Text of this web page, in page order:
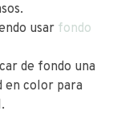
usar fondo
de fondo una
en color para